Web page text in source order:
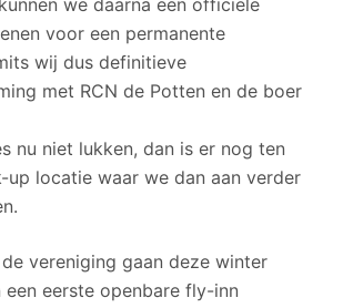
we daarna een officiële
voor een permanente
wij dus definitieve
met RCN de Potten en de boer
nu niet lukken, dan is er nog ten
up locatie waar we dan aan verder
vereniging gaan deze winter
eerste openbare fly-inn